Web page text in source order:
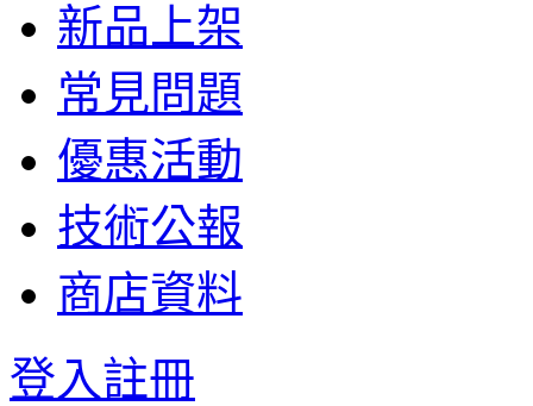
新品上架
常見問題
優惠活動
技術公報
商店資料
登入註冊